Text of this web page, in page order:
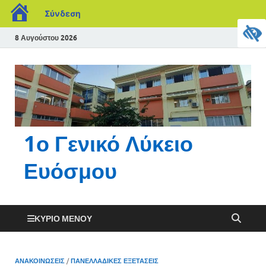
Σύνδεση
8 Αυγούστου 2026
1ο Γενικό Λύκειο
Ευόσμου
ΚΎΡΙΟ ΜΕΝΟΎ
ΑΝΑΚΟΙΝΏΣΕΙΣ /ΠΑΝΕΛΛΑΔΙΚΈΣ ΕΞΕΤΆΣΕΙΣ